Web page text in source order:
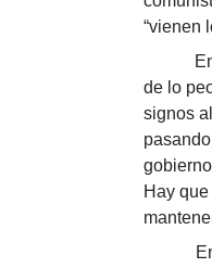
“vienen
de lo
signos
Hay
En el